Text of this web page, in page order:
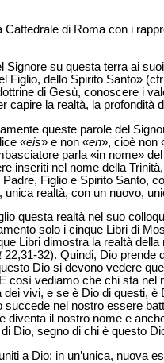
di Roma con i
Signore su questa terra ai
Figlio, dello Spirito Santo» (cfr
di Gesù, conoscere i
capire la realtà, la profondità
queste parole del
«eis» e non «en», cioè non
parla «in nome»
inseriti nel nome della
Figlio e Spirito Santo,
realtà, con un nuovo,
questa realtà nel suo
solo i cinque Libri di
Libri dimostra la realtà
22,31-32). Quindi, Dio prende
Dio si devono vedere
così vediamo che chi sta
vivi, e se è Dio di questi,
succede nel nostro essere
diventa il nostro nome e
Dio, segno di chi è questo
a Dio; in un’unica, nuova